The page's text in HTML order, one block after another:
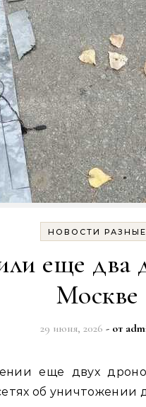
НОВОСТИ РАЗНЫЕ
еще два
Москве
29 июня, 2026 - от
об уничтожении